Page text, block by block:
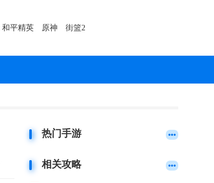
和平精英 原神 街篮2
热门手游
相关攻略